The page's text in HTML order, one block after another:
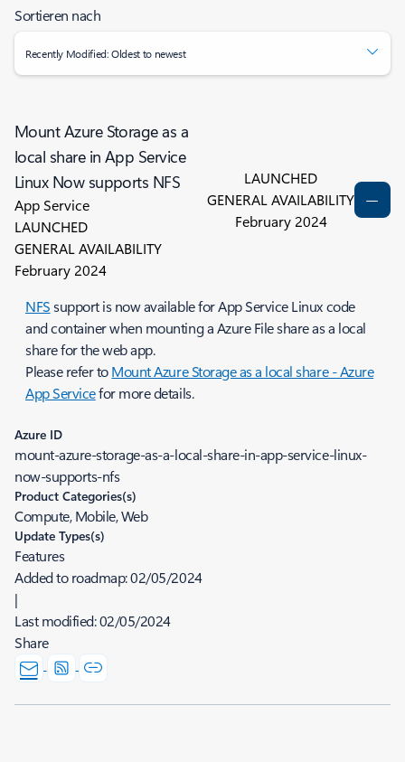
Sortieren nach
Recently Modified: Oldest to newest
Mount Azure Storage as a
local share in App Service
Linux Now supports NFS
App Service
LAUNCHED
GENERAL AVAILABILITY
February 2024
LAUNCHED
GENERAL AVAILABILITY
February 2024
NFSsupport is now available for App Service Linux code
and container when mounting a Azure File share as a local
share for the web app.
Please refer toMount Azure Storage as a local share - Azure
App Servicefor more details.
Azure ID
mount-azure-storage-as-a-local-share-in-app-service-linux-
now-supports-nfs
Product Categories(s)
Compute, Mobile, Web
Update Types(s)
Features
Added to roadmap:02/05/2024
|
Last modified:02/05/2024
Share